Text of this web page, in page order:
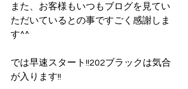
また、お客様もいつもブログを見てい
ただいているとの事ですごく感謝しま
す^^
では早速スタート!!202ブラックは気合
が入ります!!